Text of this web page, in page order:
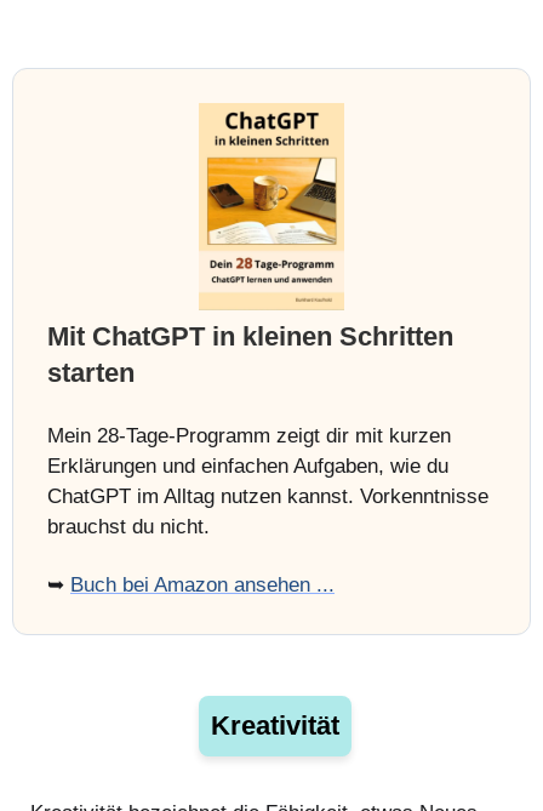
Mit ChatGPT in kleinen Schritten
starten
Mein 28-Tage-Programm zeigt dir mit kurzen
Erklärungen und einfachen Aufgaben, wie du
ChatGPT im Alltag nutzen kannst. Vorkenntnisse
brauchst du nicht.
➥ Buch bei Amazon ansehen ...
Kreativität